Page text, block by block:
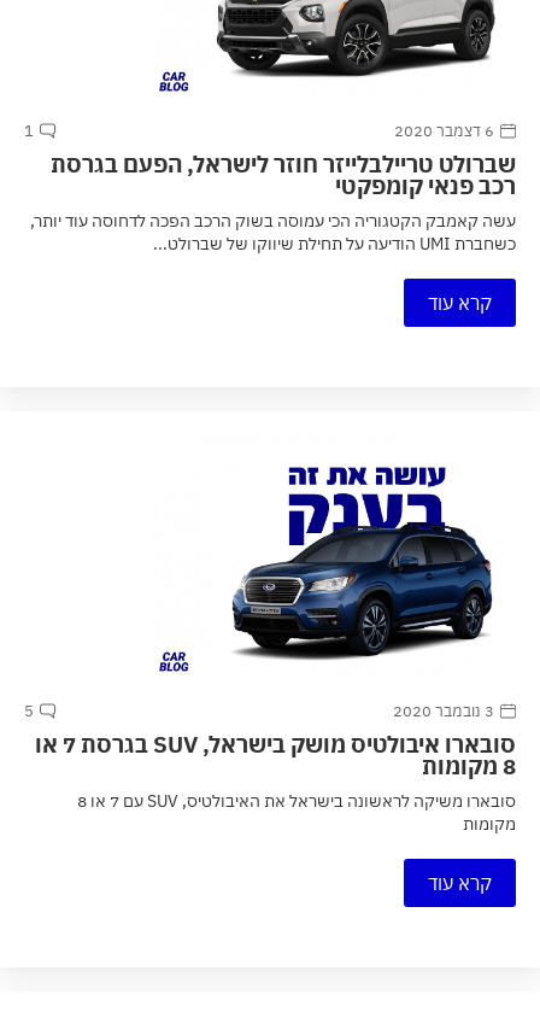
6 דצמבר 2020 1
שברולט טריילבלייזר חוזר לישראל, הפעם בגרסת
רכב פנאי קומפקטי
עשה קאמבק הקטגוריה הכי עמוסה בשוק הרכב הפכה לדחוסה עוד יותר,
כשחברת UMI הודיעה על תחילת שיווקו של שברולט...
קרא עוד
3 נובמבר 2020 5
סובארו איבולטיס מושק בישראל, SUV בגרסת 7 או
8 מקומות
סובארו משיקה לראשונה בישראל את האיבולטיס, SUV עם 7 או 8
מקומות
קרא עוד